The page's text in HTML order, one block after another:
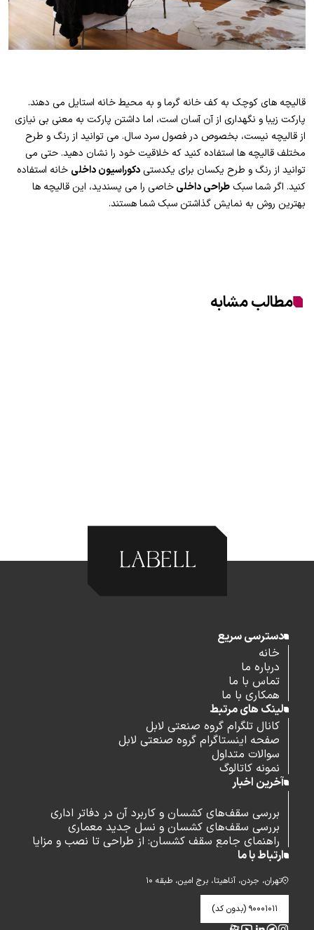
قالیچه های کوچک به کف خانه گرما و به محیط خانه استایل می دهند.
پارکت زیبا و نگهداری از آن آسان است، اما داشتن پارکت به معنی بی نیازی
از قالیچه نیست، بخصوص در فصول سرد سال. می توانید از رنگ و طرح
مختلف قالیچه ها استفاده کنید که خلاقیت خود را نشان دهید. حتی می
توانید از رنگ و طرح یکسان برای یکدستی دکوراسیون داخلی خانه استفاده
کنید. اگر شما سبک طراحی داخلیخاصی را می پسندید، این قالیچه ها
بهترین روش به نمایش گذاشتن سبک شما هستند.
مطالب مشابه
دسترسی سریع
خانه
درباره ما
تماس با ما
همکاری با ما
لینک های مرتبط
کانال تلگرام گروه صنعتی لابل
صفحه اینستاگرام گروه صنعتی لابل
سوالات متداول
نمونه کاتالوگ
آخرین اخبار
بررسی سقف‌های کشسان و کاربرد آن در دفاتر اداری
بررسی سقف‌های کشسان و نسل جدید معماری
راهنمای جامع سقف کشسان: از طراحی تا نصب و مزایا
ارتباط با ما
تهران، جردن، آناهیتا، برج امین، طبقه ۱۰
۹۰۰۰۱۰۱۱ (بدون کد)